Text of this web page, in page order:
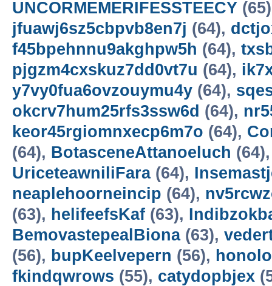
UNCORMEMERIFESSTEECY
jfuawj6sz5cbpvb8en7j (64),
f45bpehnnu9akghpw5h (64),
pjgzm4cxskuz7dd0vt7u (64),
y7vy0fua6ovzouymu4y (64),
okcrv7hum25rfs3ssw6d (64),
keor45rgiomnxecp6m7o (64),
(64), BotasceneAttanoeluch
UriceteawniliFara(64),
neaplehoorneincip (64),
(63), helifeefsKaf (63),
BemovastepealBiona(63),
(56), bupKeelvepern (56),
fkindqwrows (55), catydopbjex